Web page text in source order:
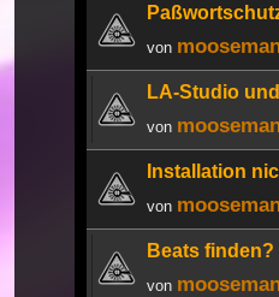
von
LA-Studio
von
Installation
von
Beats finden?
von